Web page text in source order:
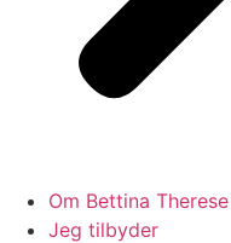
Om Bettina Therese
Jeg tilbyder